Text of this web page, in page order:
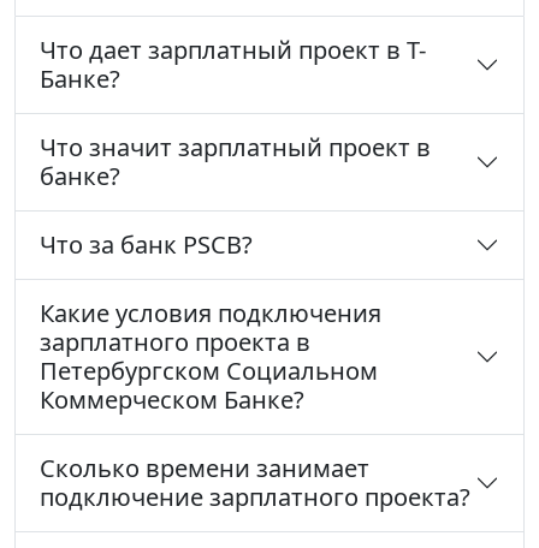
Что дает зарплатный проект в Т-
Банке?
Что значит зарплатный проект в
банке?
Что за банк PSCB?
Какие условия подключения
зарплатного проекта в
Петербургском Социальном
Коммерческом Банке?
Сколько времени занимает
подключение зарплатного проекта?